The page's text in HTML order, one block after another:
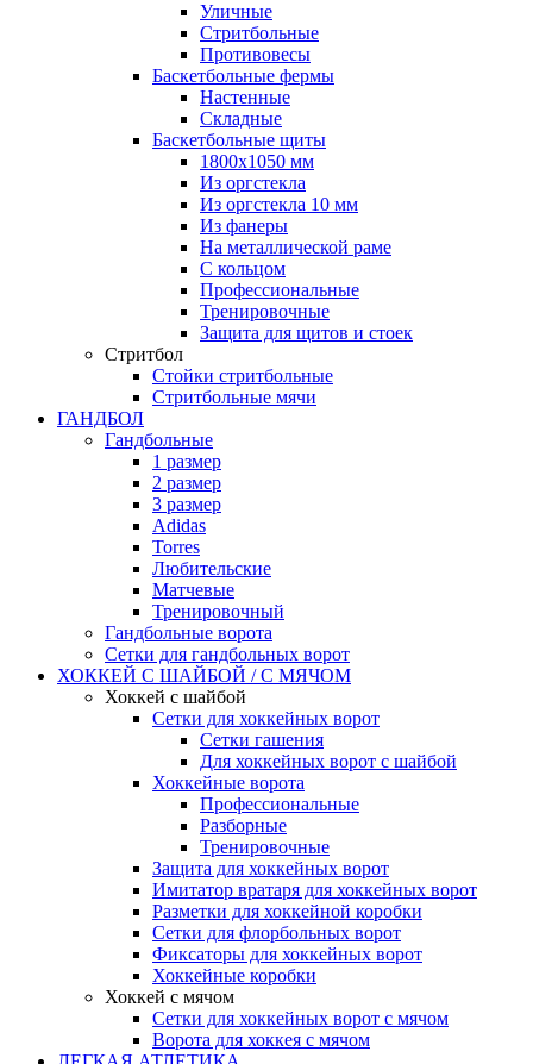
Уличные
Стритбольные
Противовесы
Баскетбольные фермы
Настенные
Складные
Баскетбольные щиты
1800х1050 мм
Из оргстекла
Из оргстекла 10 мм
Из фанеры
На металлической раме
С кольцом
Профессиональные
Тренировочные
Защита для щитов и стоек
Стритбол
Стойки стритбольные
Стритбольные мячи
ГАНДБОЛ
Гандбольные
1 размер
2 размер
3 размер
Adidas
Torres
Любительские
Матчевые
Тренировочный
Гандбольные ворота
Сетки для гандбольных ворот
ХОККЕЙ С ШАЙБОЙ / С МЯЧОМ
Хоккей с шайбой
Сетки для хоккейных ворот
Сетки гашения
Для хоккейных ворот с шайбой
Хоккейные ворота
Профессиональные
Разборные
Тренировочные
Защита для хоккейных ворот
Имитатор вратаря для хоккейных ворот
Разметки для хоккейной коробки
Сетки для флорбольных ворот
Фиксаторы для хоккейных ворот
Хоккейные коробки
Хоккей с мячом
Сетки для хоккейных ворот с мячом
Ворота для хоккея с мячом